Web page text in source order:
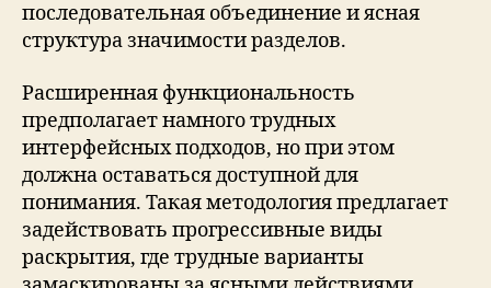
последовательная объединение и ясная
структура значимости разделов.
Расширенная функциональность
предполагает намного трудных
интерфейсных подходов, но при этом
должна оставаться доступной для
понимания. Такая методология предлагает
задействовать прогрессивные виды
раскрытия, где трудные варианты